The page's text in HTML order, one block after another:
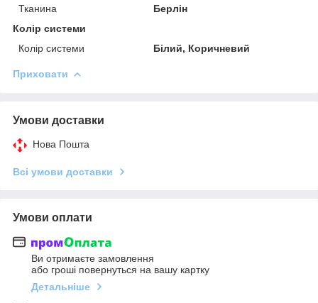
Тканина
Берлін
Колір системи
Колір системи
Білий, Коричневий
Приховати
Умови доставки
Нова Пошта
Всі умови доставки
Умови оплати
Ви отримаєте замовлення
або гроші повернуться на вашу картку
Детальніше